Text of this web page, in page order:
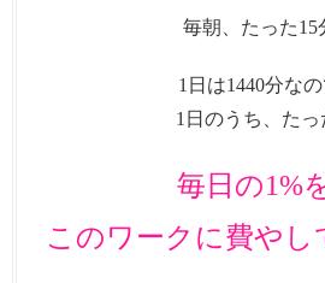
毎朝、たった15
1日は1440分なの
1日のうち、たっ
毎日の1%
このワークに費やし